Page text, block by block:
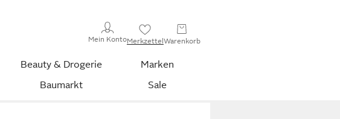
Mein KontoMerkzettelWarenkorb
Beauty & Drogerie
Marken
Baumarkt Sale